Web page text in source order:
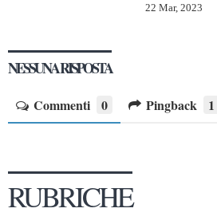
22 Mar, 2023
NESSUNA RISPOSTA
Commenti 0 Pingback 1
RUBRICHE